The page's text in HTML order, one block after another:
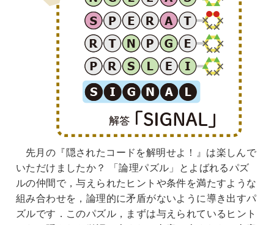
先月の『隠されたコードを解明せよ！』は楽しんで
いただけましたか？ 「論理パズル」とよばれるパズ
ルの仲間で，与えられたヒントや条件を満たすような
組み合わせを，論理的に矛盾がないように導き出すパ
ズルです．このパズル，まずは与えられているヒント